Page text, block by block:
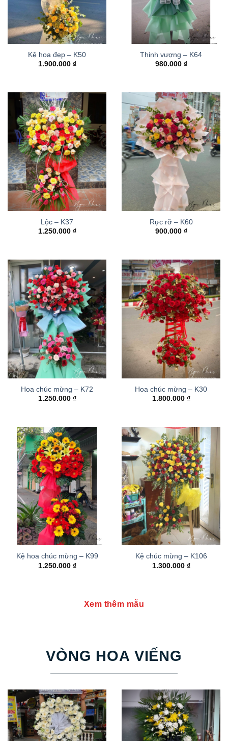
Kệ hoa đẹp – K50
1.900.000 ₫
Thinh vượng – K64
980.000 ₫
Lộc – K37
1.250.000 ₫
Rực rỡ – K60
900.000 ₫
Hoa chúc mừng – K72
1.250.000 ₫
Hoa chúc mừng – K30
1.800.000 ₫
Kệ hoa chúc mừng – K99
1.250.000 ₫
Kệ chúc mừng – K106
1.300.000 ₫
Xem thêm mẫu
VÒNG HOA VIẾNG